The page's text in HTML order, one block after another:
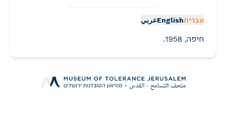
עבריתEnglishعربي
חיפה, 1958.